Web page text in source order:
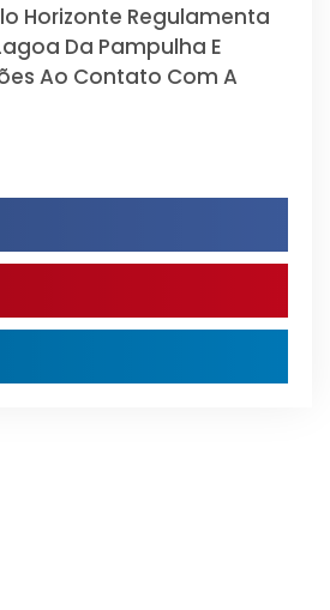
Horizonte Regulamenta
Da Pampulha E
Ao Contato Com A